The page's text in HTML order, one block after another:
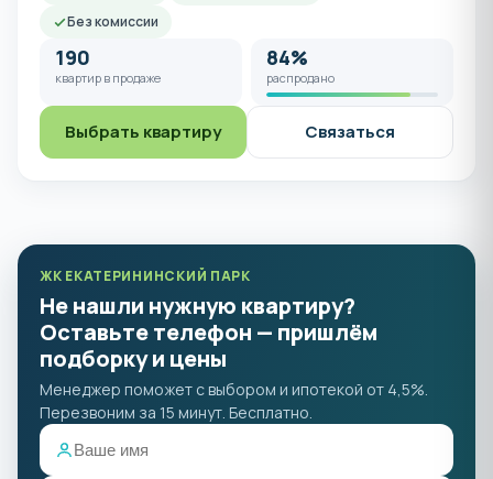
Без комиссии
190
квартир в продаже
84%
распродано
Выбрать квартиру Связаться
ЖК ЕКАТЕРИНИНСКИЙ ПАРК
Не нашли нужную квартиру?
Оставьте телефон — пришлём
подборку и цены
Менеджер поможет с выбором и ипотекой от 4,5%.
Перезвоним за 15 минут. Бесплатно.